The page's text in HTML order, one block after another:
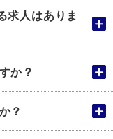
求人はありま
か？
？